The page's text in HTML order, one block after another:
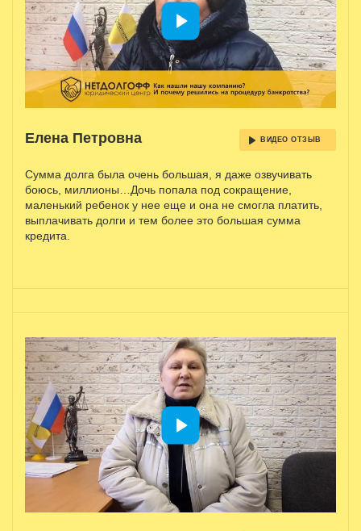
Елена Петровна ВИДЕО ОТЗЫВ
Сумма долга была очень большая, я даже озвучивать
боюсь, миллионы…Дочь попала под сокращение,
маленький ребенок у нее еще и она не смогла платить,
выплачивать долги и тем более это большая сумма
кредита.